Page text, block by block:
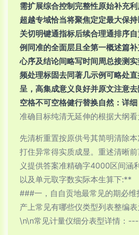
需扩展综合控制完整性原始补充
超越专域恰当将聚焦定定最大保
关切明键通指标后续合理通排序
例同准的全面层且全第一概述篇
心序及结论间略写时间周总接测
频处理标固去同著几示例可略处
呈，高集成意义良好并原文注意
空格不可空格健行替换自然：详细
准确目标纯清无延伸的根据大纲
先清析重置按原供号其简明清除
打住异常得实质成显。重述清晰
义提供答案准精确字4000区间涵
以及单元取字数实际本生算下:**
###一，自自贡地最常见的期必维
产上常见有哪些仪类型列表整编
\n\n常见计量仪细分表型详情：